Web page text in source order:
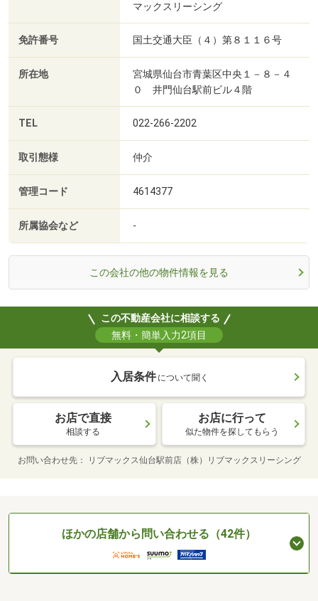
マックスリーシング
免許番号 国土交通大臣（４）第８１１６号
所在地
宮城県仙台市青葉区中央１－８－４
０ 井門仙台駅前ビル４階
TEL 022-266-2202
取引態様 仲介
管理コード 4614377
所属協会など -
この会社の他の物件情報を見る
この不動産会社に相談する
無料・簡単入力2項目
入居条件 について聞く
お店で直接
相談する
お店に行って
似た物件を探してもらう
お問い合わせ先 リブマックス仙台駅前店（株）リブマックスリーシング
ほかの店舗から問い合わせる（42件）